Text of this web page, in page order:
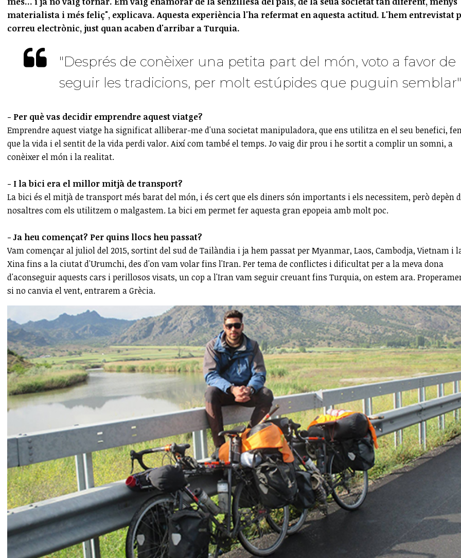
materialista i més feliç", explicava. Aquesta experiència l'ha refermat en aquesta actitud. L'hem entrevistat
correu electrònic, just quan acaben d'arribar a Turquia.
"Després de conèixer una petita part del món, voto a favor de
seguir les tradicions, per molt estúpides que puguin semblar"
- Per què vas decidir emprendre aquest viatge?
Emprendre aquest viatge ha significat alliberar-me d'una societat manipuladora, que ens utilitza en el seu benefici,
que la vida i el sentit de la vida perdi valor. Així com també el temps. Jo vaig dir prou i he sortit a complir un somni, a
conèixer el món i la realitat.
- I la bici era el millor mitjà de transport?
La bici és el mitjà de transport més barat del món, i és cert que els diners són importants i els necessitem, però depèn
nosaltres com els utilitzem o malgastem. La bici em permet fer aquesta gran epopeia amb molt poc.
- Ja heu començat? Per quins llocs heu passat?
Vam començar al juliol del 2015, sortint del sud de Tailàndia i ja hem passat per Myanmar, Laos, Cambodja, Vietnam i
Xina fins a la ciutat d'Urumchi, des d'on vam volar fins l'Iran. Per tema de conflictes i dificultat per a la meva dona
d'aconseguir aquests cars i perillosos visats, un cop a l'Iran vam seguir creuant fins Turquia, on estem ara.
si no canvia el vent, entrarem a Grècia.